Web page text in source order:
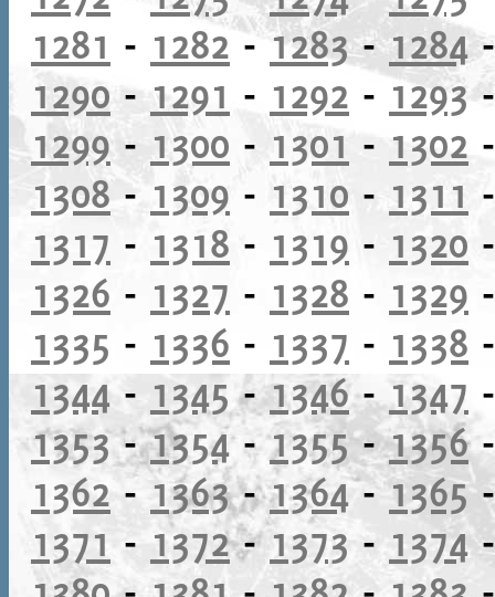
1281 - 1282-1283-1284
1290- 1291 - 1292 - 1293
1299- 1300 - 1301 - 1302
1308- 1309 - 1310 - 1311
1317 - 1318 - 1319 - 1320
1326 - 1327 - 1328 - 1329
1335 - 1336 - 1337 - 1338
1344 - 1345 -1346-1347
1353-1354-1355-1356
1362 - 1363-1364-1365
1371 - 1372-1373- 1374